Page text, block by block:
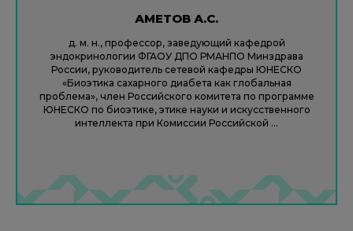
АМЕТОВ А.С.
д. м. н., профессор, заведующий кафедрой
эндокринологии ФГАОУ ДПО РМАНПО Минздрава
России, руководитель сетевой кафедры ЮНЕСКО
«Биоэтика сахарного диабета как глобальная
проблема», член Российского комитета по программе
ЮНЕСКО по биоэтике, этике науки и искусственного
интеллекта при Комиссии Российской ...